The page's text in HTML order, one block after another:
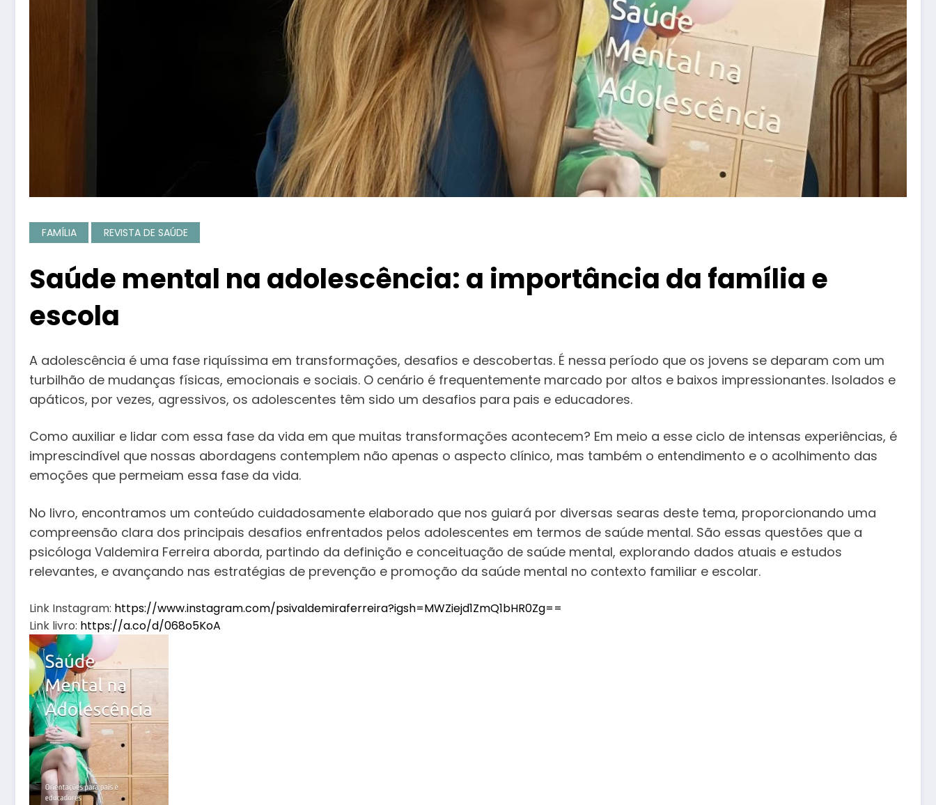
FAMÍLIA REVISTA DE SAÚDE
Saúde mental na adolescência: a importância da família e
escola
A adolescência é uma fase riquíssima em transformações, desafios e descobertas. É nessa período que os jovens se deparam com um
turbilhão de mudanças físicas, emocionais e sociais. O cenário é frequentemente marcado por altos e baixos impressionantes. Isolados e
apáticos, por vezes, agressivos, os adolescentes têm sido um desafios para pais e educadores.
Como auxiliar e lidar com essa fase da vida em que muitas transformações acontecem? Em meio a esse ciclo de intensas experiências, é
imprescindível que nossas abordagens contemplem não apenas o aspecto clínico, mas também o entendimento e o acolhimento das
emoções que permeiam essa fase da vida.
No livro, encontramos um conteúdo cuidadosamente elaborado que nos guiará por diversas searas deste tema, proporcionando uma
compreensão clara dos principais desafios enfrentados pelos adolescentes em termos de saúde mental. São essas questões que a
psicóloga Valdemira Ferreira aborda, partindo da definição e conceituação de saúde mental, explorando dados atuais e estudos
relevantes, e avançando nas estratégias de prevenção e promoção da saúde mental no contexto familiar e escolar.
Link Instagram: https://www.instagram.com/psivaldemiraferreira?igsh=MWZiejd1ZmQ1bHR0Zg==
Link livro: https://a.co/d/068o5KoA